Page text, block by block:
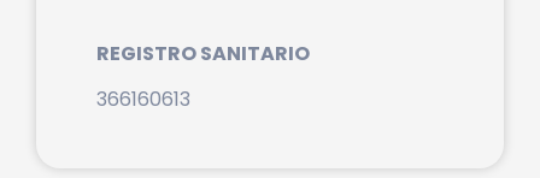
REGISTRO SANITARIO
366160613